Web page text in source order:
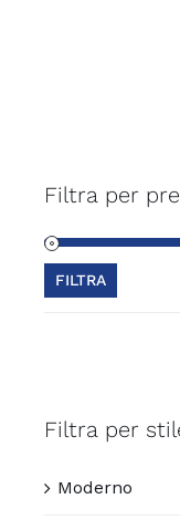
Filtra per
FILTRA
Filtra per
Moderno